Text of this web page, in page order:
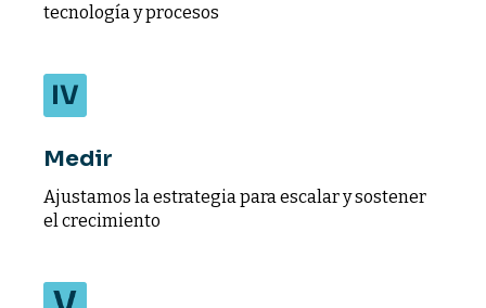
tecnología y procesos
Medir
Ajustamos la estrategia para escalar y sostener
el crecimiento